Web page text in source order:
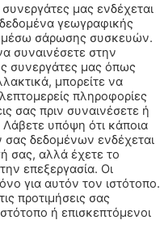
μας ενδέχεται
γεωγραφικής
μέσω σάρωσης συσκευών.
συναινέσετε στην
συνεργάτες μας όπως
μπορείτε να
πληροφορίες
σας πριν συναινέσετε ή
υπόψη ότι κάποια
δεδομένων ενδέχεται
σας, αλλά έχετε το
επεξεργασία. Οι
για αυτόν τον ιστότοπο.
προτιμήσεις σας
ή επισκεπτόμενοι